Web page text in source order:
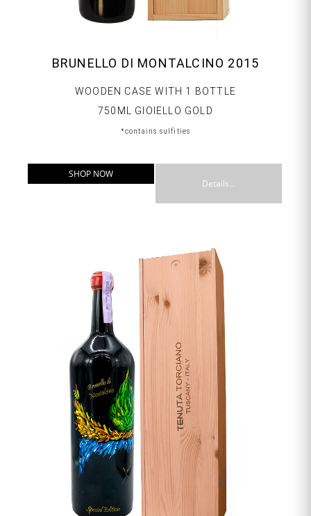
BRUNELLO DI MONTALCINO 2015
WOODEN CASE WITH 1 BOTTLE
750ML GIOIELLO GOLD
*contains sulfities
SHOP NOW
Details...